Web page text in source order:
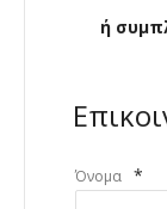
ή
Όνομα *